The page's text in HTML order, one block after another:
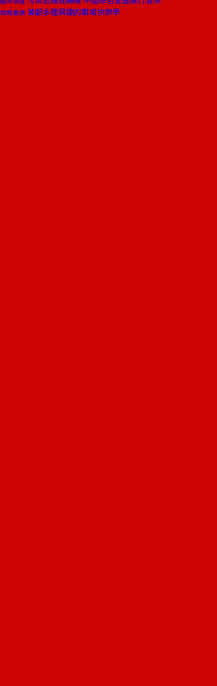
商周書摘 兼顧多種興趣的職場快樂學